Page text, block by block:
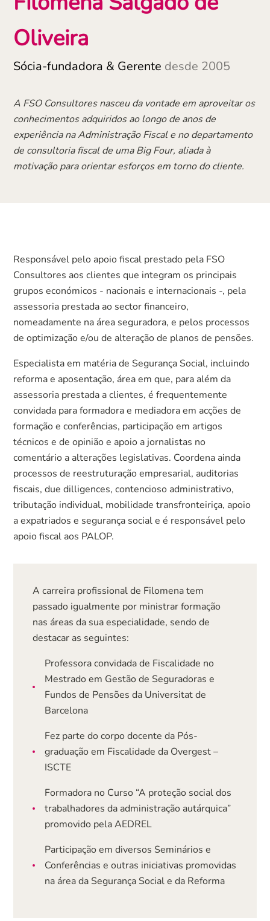
Oliveira
Sócia-fundadora & Gerente desde 2005
A FSO Consultores nasceu da vontade em aproveitar os
conhecimentos adquiridos ao longo de anos de
experiência na Administração Fiscal e no departamento
de consultoria fiscal de uma Big Four, aliada à
motivação para orientar esforços em torno do cliente.
Responsável pelo apoio fiscal prestado pela FSO
Consultores aos clientes que integram os principais
grupos económicos - nacionais e internacionais -, pela
assessoria prestada ao sector financeiro,
nomeadamente na área seguradora, e pelos processos
de optimização e/ou de alteração de planos de pensões.
Especialista em matéria de Segurança Social, incluindo
reforma e aposentação, área em que, para além da
assessoria prestada a clientes, é frequentemente
convidada para formadora e mediadora em acções de
formação e conferências, participação em artigos
técnicos e de opinião e apoio a jornalistas no
comentário a alterações legislativas. Coordena ainda
processos de reestruturação empresarial, auditorias
fiscais, due dilligences, contencioso administrativo,
tributação individual, mobilidade transfronteiriça, apoio
a expatriados e segurança social e é responsável pelo
apoio fiscal aos PALOP.
A carreira profissional de Filomena tem
passado igualmente por ministrar formação
nas áreas da sua especialidade, sendo de
destacar as seguintes:
Professora convidada de Fiscalidade no
Mestrado em Gestão de Seguradoras e
Fundos de Pensões da Universitat de
Barcelona
Fez parte do corpo docente da Pós-
graduação em Fiscalidade da Overgest –
ISCTE
Formadora no Curso “A proteção social dos
trabalhadores da administração autárquica”
promovido pela AEDREL
Participação em diversos Seminários e
Conferências e outras iniciativas promovidas
na área da Segurança Social e da Reforma